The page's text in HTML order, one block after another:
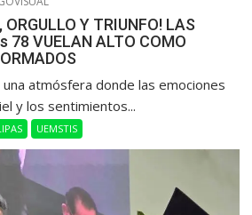
ORGULLO Y TRIUNFO! LAS
78 VUELAN ALTO COMO
una atmósfera donde las emociones
y los sentimientos...
UEMSTIS